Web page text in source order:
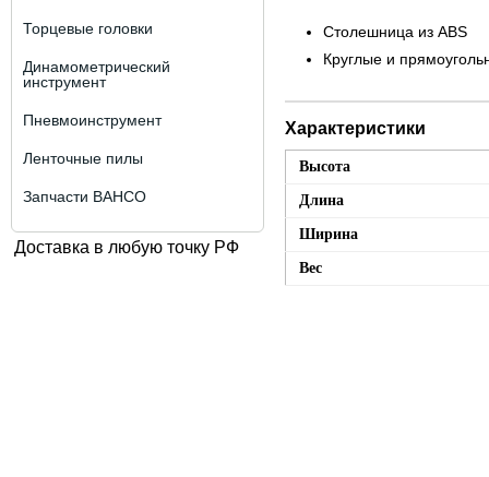
Торцевые головки
Динамометрический
инструмент
Пневмоинструмент
Ленточные пилы
Запчасти BAHCO
Доставка в любую точку РФ
Столешница из ABS
Круглые и
Характеристики
Высота
Длина
Ширина
Вес